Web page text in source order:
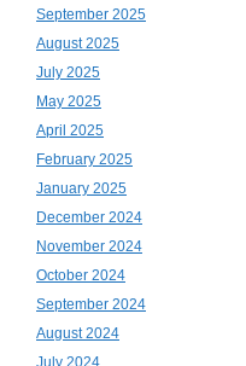
September 2025
August 2025
July 2025
May 2025
April 2025
February 2025
January 2025
December 2024
November 2024
October 2024
September 2024
August 2024